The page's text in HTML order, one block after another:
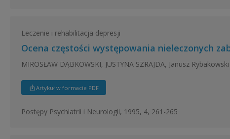
Leczenie i rehabilitacja depresji
Ocena częstości występowania nieleczonych
MIROSŁAW DĄBKOWSKI, JUSTYNA SZRAJDA, Janusz Rybakowski
Artykuł w formacie PDF
Postępy Psychiatrii i Neurologii, 1995, 4, 261-265